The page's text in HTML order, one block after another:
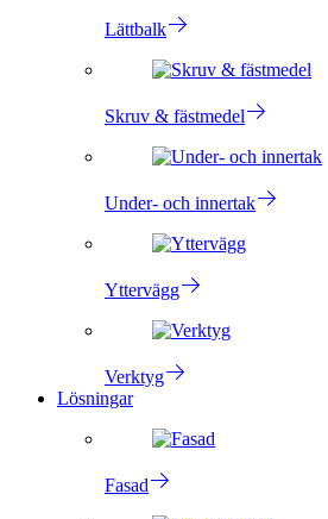
Lättbalk
Skruv & fästmedel
Under- och innertak
Yttervägg
Verktyg
Lösningar
Fasad